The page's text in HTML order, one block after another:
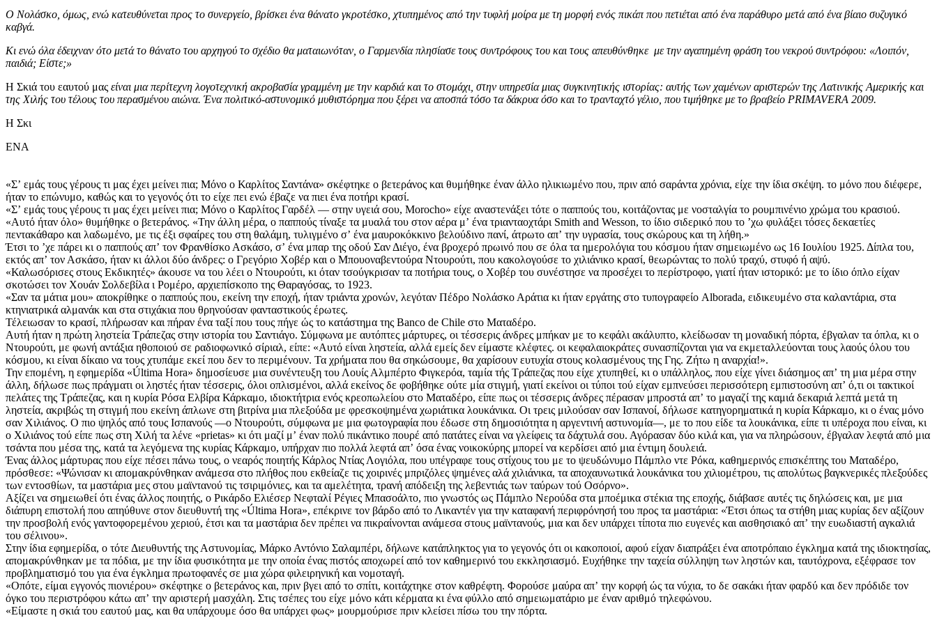
Ο Νολάσκο, όμως, ενώ κατευθύνεται προς το συνεργείο, βρίσκει ένα θάνατο γκροτέσκο, χτυπημένος από την τυφλή μοίρα με τη μορφή ενός πικάπ που πετιέται από ένα παράθυρο μετά από ένα βίαιο συζυγικό
καβγά.
Κι ενώ όλα έδειχναν ότο μετά το θάνατο του αρχηγού το σχέδιο θα ματαιωνόταν, o Γαρμενδία πλησίασε τους συντρόφους του και τους απευθύνθηκε με την αγαπημένη φράση του νεκρού συντρόφου: «Λοιπόν,
παιδιά; Είστε;»
Η Σκιά του εαυτού μας είναι μια περίτεχνη λογοτεχνική ακροβασία γραμμένη με την καρδιά και το στομάχι, στην υπηρεσία μιας συγκινητικής ιστορίας: αυτής των χαμένων αριστερών της Λατινικής Αμερικής και
της Χιλής του τέλους του περασμένου αιώνα. Ένα πολιτικό-αστυνομικό μυθιστόρημα που ξέρει να αποσπά τόσο τα δάκρυα όσο και το τρανταχτό γέλιο, που τιμήθηκε με το βραβείο PRIMAVERA 2009.
Η Σκι
ΕΝΑ
«Σʼ εμάς τους γέρους τι μας έχει μείνει πια; Μόνο ο Καρλίτος Σαντάνα» σκέφτηκε ο βετεράνος και θυμήθηκε έναν άλλο ηλικιωμένο που, πριν από σαράντα χρόνια, είχε την ίδια σκέψη. το μόνο που διέφερε,
ήταν το επώνυμο, καθώς και το γεγονός ότι το είχε πει ενώ έβαζε να πιει ένα ποτήρι κρασί.
«Σʼ εμάς τους γέρους τι μας έχει μείνει πια; Μόνο ο Καρλίτος Γαρδέλ — στην υγειά σου, Morocho» είχε αναστενάξει τότε ο παππούς του, κοιτάζοντας με νοσταλγία το ρουμπινένιο χρώμα του κρασιού.
«Αυτό ήταν όλο» θυμήθηκε ο βετεράνος. «Την άλλη μέρα, ο παππούς τίναξε τα μυαλά του στον αέρα μʼ ένα τριανταοχτάρι Smith and Wesson, το ίδιο σιδερικό που το ʼχω φυλάξει τόσες δεκαετίες
πεντακάθαρο και λαδωμένο, με τις έξι σφαίρες του στη θαλάμη, τυλιγμένο σʼ ένα μαυροκόκκινο βελούδινο πανί, άτρωτο απʼ την υγρασία, τους σκώρους και τη λήθη.»
Έτσι το ʼχε πάρει κι ο παππούς απʼ τον Φρανθίσκο Ασκάσο, σʼ ένα μπαρ της οδού Σαν Διέγο, ένα βροχερό πρωινό που σε όλα τα ημερολόγια του κόσμου ήταν σημειωμένο ως 16 Ιουλίου 1925. Δίπλα του,
εκτός απʼ τον Ασκάσο, ήταν κι άλλοι δύο άνδρες: ο Γρεγόριο Χοβέρ και ο Μπουοναβεντούρα Ντουρούτι, που κακολογούσε το χιλιάνικο κρασί, θεωρώντας το πολύ τραχύ, στυφό ή αψύ.
«Καλωσόρισες στους Εκδικητές» άκουσε να του λέει ο Ντουρούτι, κι όταν τσούγκρισαν τα ποτήρια τους, ο Χοβέρ του συνέστησε να προσέχει το περίστροφο, γιατί ήταν ιστορικό: με το ίδιο όπλο είχαν
σκοτώσει τον Χουάν Σολδεβίλα ι Ρομέρο, αρχιεπίσκοπο της Θαραγόσας, το 1923.
«Σαν τα μάτια μου» αποκρίθηκε ο παππούς που, εκείνη την εποχή, ήταν τριάντα χρονών, λεγόταν Πέδρο Νολάσκο Αράτια κι ήταν εργάτης στο τυπογραφείο Alborada, ειδικευμένο στα καλαντάρια, στα
κτηνιατρικά αλμανάκ και στα στιχάκια που θρηνούσαν φανταστικούς έρωτες.
Τέλειωσαν το κρασί, πλήρωσαν και πήραν ένα ταξί που τους πήγε ώς το κατάστημα της Banco de Chile στο Ματαδέρο.
Αυτή ήταν η πρώτη ληστεία Τράπεζας στην ιστορία του Σαντιάγο. Σύμφωνα με αυτόπτες μάρτυρες, οι τέσσερις άνδρες μπήκαν με το κεφάλι ακάλυπτο, κλείδωσαν τη μοναδική πόρτα, έβγαλαν τα όπλα, κι ο
Ντουρούτι, με φωνή αντάξια ηθοποιού σε ραδιοφωνικό σίριαλ, είπε: «Αυτό είναι ληστεία, αλλά εμείς δεν είμαστε κλέφτες. οι κεφαλαιοκράτες συνασπίζονται για να εκμεταλλεύονται τους λαούς όλου του
κόσμου, κι είναι δίκαιο να τους χτυπάμε εκεί που δεν το περιμένουν. Τα χρήματα που θα σηκώσουμε, θα χαρίσουν ευτυχία στους κολασμένους της Γης. Ζήτω η αναρχία!».
Την επομένη, η εφημερίδα «Última Hora» δημοσίευσε μια συνέντευξη του Λουίς Αλμπέρτο Φιγκερόα, ταμία τής Τράπεζας που είχε χτυπηθεί, κι ο υπάλληλος, που είχε γίνει διάσημος απʼ τη μια μέρα στην
άλλη, δήλωσε πως πράγματι οι ληστές ήταν τέσσερις, όλοι οπλισμένοι, αλλά εκείνος δε φοβήθηκε ούτε μία στιγμή, γιατί εκείνοι οι τύποι τού είχαν εμπνεύσει περισσότερη εμπιστοσύνη απʼ ό,τι οι τακτικοί
πελάτες της Τράπεζας, και η κυρία Ρόσα Ελβίρα Κάρκαμο, ιδιοκτήτρια ενός κρεοπωλείου στο Ματαδέρο, είπε πως οι τέσσερις άνδρες πέρασαν μπροστά απʼ το μαγαζί της καμιά δεκαριά λεπτά μετά τη
ληστεία, ακριβώς τη στιγμή που εκείνη άπλωνε στη βιτρίνα μια πλεξούδα με φρεσκοψημένα χωριάτικα λουκάνικα. Οι τρεις μιλούσαν σαν Ισπανοί, δήλωσε κατηγορηματικά η κυρία Κάρκαμο, κι ο ένας μόνο
σαν Χιλιάνος. Ο πιο ψηλός από τους Ισπανούς —ο Ντουρούτι, σύμφωνα με μια φωτογραφία που έδωσε στη δημοσιότητα η αργεντινή αστυνομία—, με το που είδε τα λουκάνικα, είπε τι υπέροχα που είναι, κι
ο Χιλιάνος τού είπε πως στη Χιλή τα λένε «prietas» κι ότι μαζί μʼ έναν πολύ πικάντικο πουρέ από πατάτες είναι να γλείφεις τα δάχτυλά σου. Αγόρασαν δύο κιλά και, για να πληρώσουν, έβγαλαν λεφτά από μια
τσάντα που μέσα της, κατά τα λεγόμενα της κυρίας Κάρκαμο, υπήρχαν πιο πολλά λεφτά απʼ όσα ένας νοικοκύρης μπορεί να κερδίσει από μια έντιμη δουλειά.
Ένας άλλος μάρτυρας που είχε πέσει πάνω τους, ο νεαρός ποιητής Κάρλος Ντίας Λογιόλα, που υπέγραφε τους στίχους του με το ψευδώνυμο Πάμπλο ντε Ρόκα, καθημερινός επισκέπτης του Ματαδέρο,
πρόσθεσε: «Ψώνισαν κι απομακρύνθηκαν ανάμεσα στο πλήθος που εκθείαζε τις χοιρινές μπριζόλες ψημένες αλά χιλιάνικα, τα αποχαυνωτικά λουκάνικα του χιλιομέτρου, τις απολύτως βαγκνερικές πλεξούδες
των εντοσθίων, τα μαστάρια μες στου μαϊντανού τις τσιριμόνιες, και τα αμελέτητα, τρανή απόδειξη της λεβεντιάς των ταύρων τού Οσόρνο».
Αξίζει να σημειωθεί ότι ένας άλλος ποιητής, ο Ρικάρδο Ελιέσερ Νεφταλί Ρέγιες Μπασοάλτο, πιο γνωστός ως Πάμπλο Νερούδα στα μποέμικα στέκια της εποχής, διάβασε αυτές τις δηλώσεις και, με μια
διάπυρη επιστολή που απηύθυνε στον διευθυντή της «Última Hora», επέκρινε τον βάρδο από το Λικαντέν για την καταφανή περιφρόνησή του προς τα μαστάρια: «Έτσι όπως τα στήθη μιας κυρίας δεν αξίζουν
την προσβολή ενός γαντοφορεμένου χεριού, έτσι και τα μαστάρια δεν πρέπει να πικραίνονται ανάμεσα στους μαϊντανούς, μια και δεν υπάρχει τίποτα πιο ευγενές και αισθησιακό απʼ την ευωδιαστή αγκαλιά
του σέλινου».
Στην ίδια εφημερίδα, ο τότε Διευθυντής της Αστυνομίας, Μάρκο Αντόνιο Σαλαμπέρι, δήλωνε κατάπληκτος για το γεγονός ότι οι κακοποιοί, αφού είχαν διαπράξει ένα αποτρόπαιο έγκλημα κατά της ιδιοκτησίας,
απομακρύνθηκαν με τα πόδια, με την ίδια φυσικότητα με την οποία ένας πιστός αποχωρεί από τον καθημερινό του εκκλησιασμό. Ευχήθηκε την ταχεία σύλληψη των ληστών και, ταυτόχρονα, εξέφρασε τον
προβληματισμό του για ένα έγκλημα πρωτοφανές σε μια χώρα φιλειρηνική και νομοταγή.
«Οπότε, είμαι εγγονός πιονιέρου» σκέφτηκε ο βετεράνος και, πριν βγει από το σπίτι, κοιτάχτηκε στον καθρέφτη. Φορούσε μαύρα απʼ την κορφή ώς τα νύχια, το δε σακάκι ήταν φαρδύ και δεν πρόδιδε τον
όγκο του περιστρόφου κάτω απʼ την αριστερή μασχάλη. Στις τσέπες του είχε μόνο κάτι κέρματα κι ένα φύλλο από σημειωματάριο με έναν αριθμό τηλεφώνου.
«Είμαστε η σκιά του εαυτού μας, και θα υπάρχουμε όσο θα υπάρχει φως» μουρμούρισε πριν κλείσει πίσω του την πόρτα.